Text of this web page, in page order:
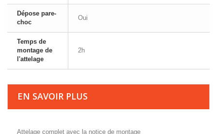
Dépose pare-
choc
Oui
Temps de
montage de
l'attelage
2h
EN SAVOIR PLUS
Attelage complet avec la notice de montage